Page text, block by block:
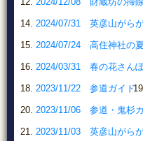
2024/07/31 英彦山がら
2024/07/24 高住神社の
2024/03/31 春の花さん
2023/11/22 参道ガイド
2023/11/06 参道・鬼杉
2023/11/03 英彦山がら